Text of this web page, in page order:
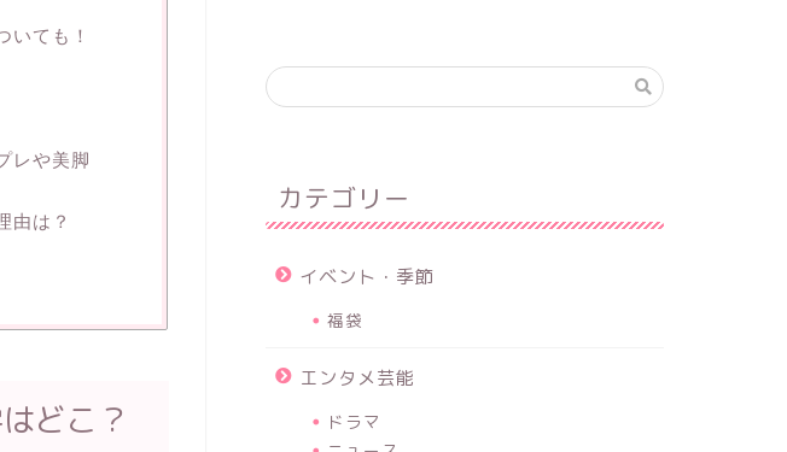
いても！
レや美脚
由は？
どこ？
カテゴリー
イベント・季節
福袋
エンタメ芸能
ドラマ